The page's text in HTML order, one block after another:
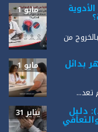
مايو 1
من
بدائل
مايو 1
تعد...
دليل
يناير 31